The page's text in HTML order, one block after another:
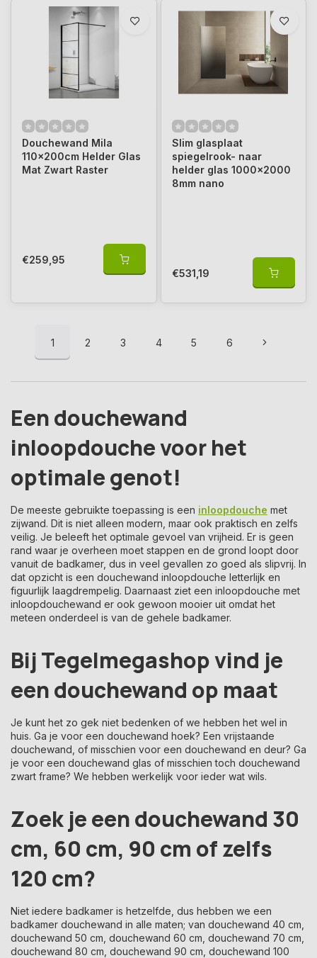
Douchewand Mila
110x200cm Helder Glas
Mat Zwart Raster
€259,95
Slim glasplaat
spiegelrook- naar
helder glas 1000x2000
8mm nano
€531,19
1 2 3 4 5 6
Een douchewand
inloopdouche voor het
optimale genot!
De meeste gebruikte toepassing is een inloopdouche met
zijwand. Dit is niet alleen modern, maar ook praktisch en zelfs
veilig. Je beleeft het optimale gevoel van vrijheid. Er is geen
rand waar je overheen moet stappen en de grond loopt door
vanuit de badkamer, dus in veel gevallen zo goed als slipvrij. In
dat opzicht is een douchewand inloopdouche letterlijk en
figuurlijk laagdrempelig. Daarnaast ziet een inloopdouche met
inloopdouchewand er ook gewoon mooier uit omdat het
meteen onderdeel is van de gehele badkamer.
Bij Tegelmegashop vind je
een douchewand op maat
Je kunt het zo gek niet bedenken of we hebben het wel in
huis. Ga je voor een douchewand hoek? Een vrijstaande
douchewand, of misschien voor een douchewand en deur? Ga
je voor een douchewand glas of misschien toch douchewand
zwart frame? We hebben werkelijk voor ieder wat wils.
Zoek je een douchewand 30
cm, 60 cm, 90 cm of zelfs
120 cm?
Niet iedere badkamer is hetzelfde, dus hebben we een
badkamer douchewand in alle maten; van douchewand 40 cm,
douchewand 50 cm, douchewand 60 cm, douchewand 70 cm,
douchewand 80 cm, douchewand 90 cm, douchewand 100